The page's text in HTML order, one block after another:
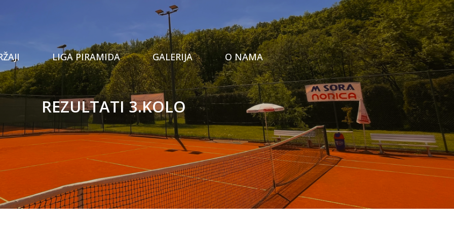
Tenis
Prostor za proslave
Stolni tenis
Privatna teretana
LIGA PIRAMIDA GALERIJA O NAMA
REZULTATI 3.KOLO